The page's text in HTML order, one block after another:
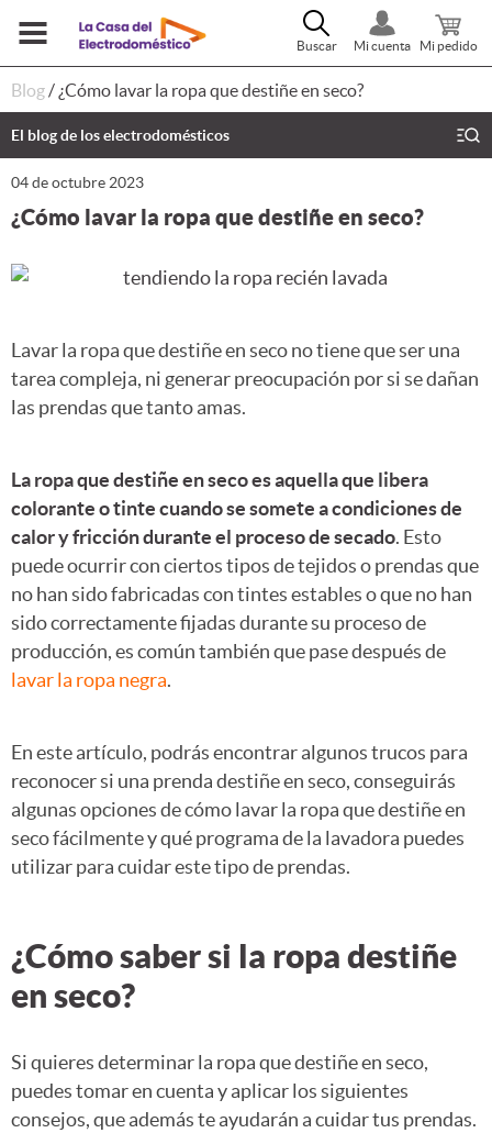
Buscar Mi cuenta Mi pedido
Blog/ ¿Cómo lavar la ropa que destiñe en seco?
El blog de los electrodomésticos
04 de octubre 2023
¿Cómo lavar la ropa que destiñe en seco?
Lavar la ropa que destiñe en seco no tiene que ser una
tarea compleja, ni generar preocupación por si se dañan
las prendas que tanto amas.
La ropa que destiñe en seco es aquella que libera
colorante o tinte cuando se somete a condiciones de
calor y fricción durante el proceso de secado. Esto
puede ocurrir con ciertos tipos de tejidos o prendas que
no han sido fabricadas con tintes estables o que no han
sido correctamente fijadas durante su proceso de
producción, es común también que pase después de
lavar la ropa negra.
En este artículo, podrás encontrar algunos trucos para
reconocer si una prenda destiñe en seco, conseguirás
algunas opciones de cómo lavar la ropa que destiñe en
seco fácilmente y qué programa de la lavadora puedes
utilizar para cuidar este tipo de prendas.
¿Cómo saber si la ropa destiñe
en seco?
Si quieres determinar la ropa que destiñe en seco,
puedes tomar en cuenta y aplicar los siguientes
consejos, que además te ayudarán a cuidar tus prendas.